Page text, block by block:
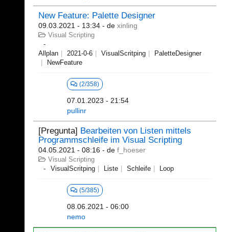
New Feature: Palette Designer
09.03.2021 - 13:34 - de xinling
Visual Scripting
Allplan 2021-0-6 VisualScritping
PaletteDesigner
NewFeature
(2/358)
07.01.2023 - 21:54
pullinr
[Pregunta] Bearbeiten von Listen mittels
Programmschleife im Visual Scripting
04.05.2021 - 08:16 - de f_hoeser
Visual Scripting
VisualScritping
Liste Schleife Loop
(5/385)
08.06.2021 - 06:00
nemo